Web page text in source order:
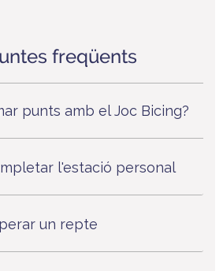
freqüents
punts amb el Joc Bicing?
l'estació personal
un repte